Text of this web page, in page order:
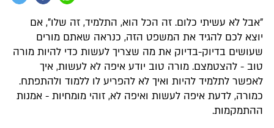
"אבל לא עשיתי כלום. זה הכל הוא, התלמיד, זה שלו", אם
יוצא לכם להגיד את המשפט הזה, כנראה שאתם מורים
שעושים בדיוק-בדיוק את מה שצריך לעשות כדי להיות מורה
טוב - להצטמצם. מורה טוב יודע איפה לא לעשות, איך
לאפשר לתלמיד להיות ואיך לא להפריע לו ללמוד ולהתפתח.
כמורה, לדעת איפה לעשות ואיפה לא, זוהי מומחיות - אמנות
ההתמקמות.